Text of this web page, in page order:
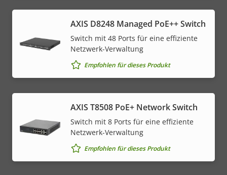
AXIS D8248 Managed PoE++ Switch
Switch mit 48 Ports für eine effiziente
Netzwerk-Verwaltung
Empfohlen für dieses Produkt
AXIS T8508 PoE+ Network Switch
Switch mit 8 Ports für eine effiziente
Netzwerk-Verwaltung
Empfohlen für dieses Produkt